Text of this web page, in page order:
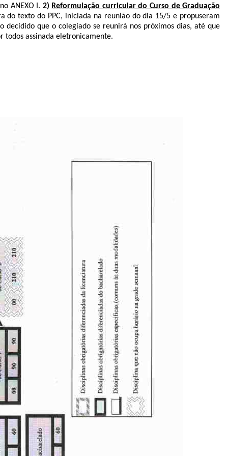
ANEXO I. 2) Reformulação curricular do Curso de Graduação
do texto do PPC, iniciada na reunião do dia 15/5 e propuseram
decidido que o colegiado se reunirá nos próximos dias, até que
todos assinada eletronicamente.